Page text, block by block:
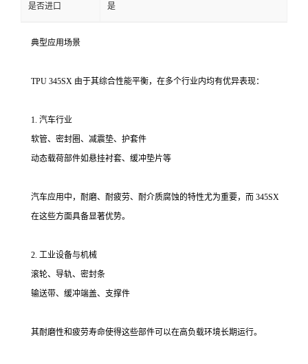
是否进口 是
典型应用场景
TPU 345SX 由于其综合性能平衡，在多个行业内均有优异表现：
1. 汽车行业
软管、密封圈、减震垫、护套件
动态载荷部件如悬挂衬套、缓冲垫片等
汽车应用中，耐磨、耐疲劳、耐介质腐蚀的特性尤为重要，而 345SX
在这些方面具备显著优势。
2. 工业设备与机械
滚轮、导轨、密封条
输送带、缓冲端盖、支撑件
其耐磨性和疲劳寿命使得这些部件可以在高负载环境长期运行。